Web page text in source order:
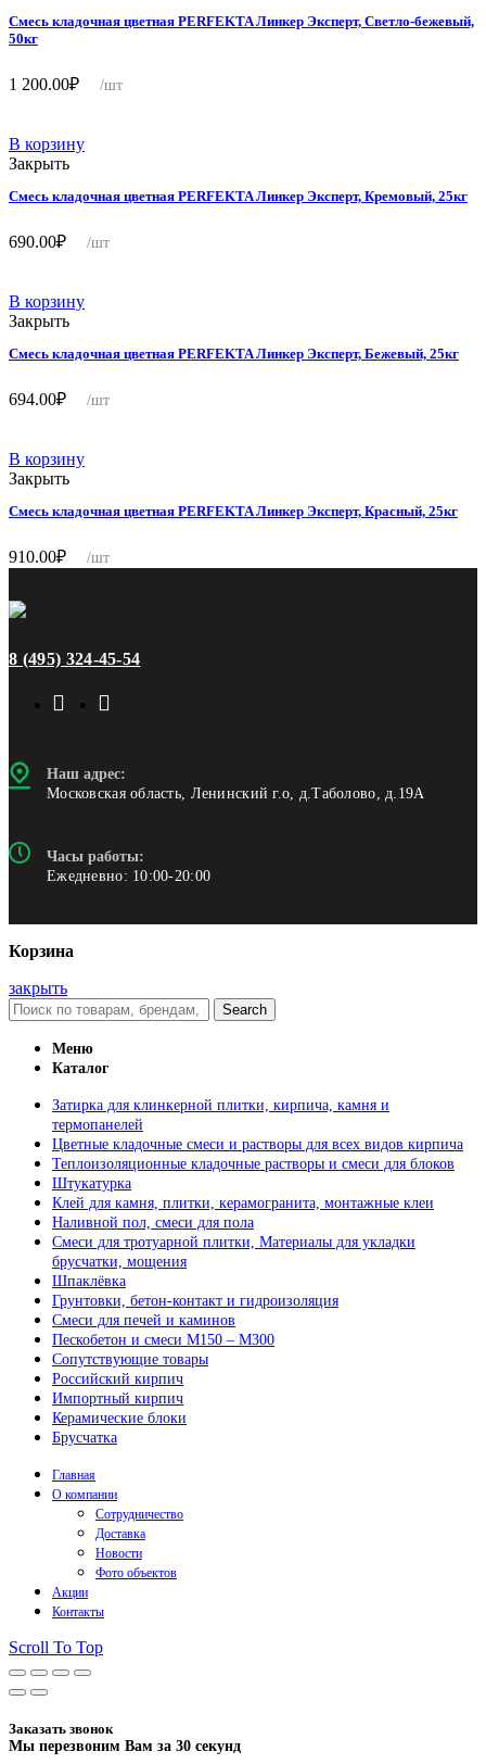
Смесь кладочная цветная PERFEKTA Линкер Эксперт, Светло-бежевый,
50кг
1 200.00₽ /шт
В корзину
Закрыть
Смесь кладочная цветная PERFEKTA Линкер Эксперт, Кремовый, 25кг
690.00₽ /шт
В корзину
Закрыть
Смесь кладочная цветная PERFEKTA Линкер Эксперт, Бежевый, 25кг
694.00₽ /шт
В корзину
Закрыть
Смесь кладочная цветная PERFEKTA Линкер Эксперт, Красный, 25кг
910.00₽ /шт
8 (495) 324-45-54
Наш адрес:
Московская область, Ленинский г.о, д.Таболово, д.19А
Часы работы:
Ежедневно: 10:00-20:00
Корзина
закрыть
Search
Меню
Каталог
Затирка для клинкерной плитки, кирпича, камня и
термопанелей
Цветные кладочные смеси и растворы для всех видов кирпича
Теплоизоляционные кладочные растворы и смеси для блоков
Штукатурка
Клей для камня, плитки, керамогранита, монтажные клеи
Наливной пол, смеси для пола
Смеси для тротуарной плитки, Материалы для укладки
брусчатки, мощения
Шпаклёвка
Грунтовки, бетон-контакт и гидроизоляция
Смеси для печей и каминов
Пескобетон и смеси М150 – М300
Сопутствующие товары
Российский кирпич
Импортный кирпич
Керамические блоки
Брусчатка
Главная
О компании
Сотрудничество
Доставка
Новости
Фото объектов
Акции
Контакты
Scroll To Top
Заказать звонок
Мы перезвоним Вам за 30 секунд